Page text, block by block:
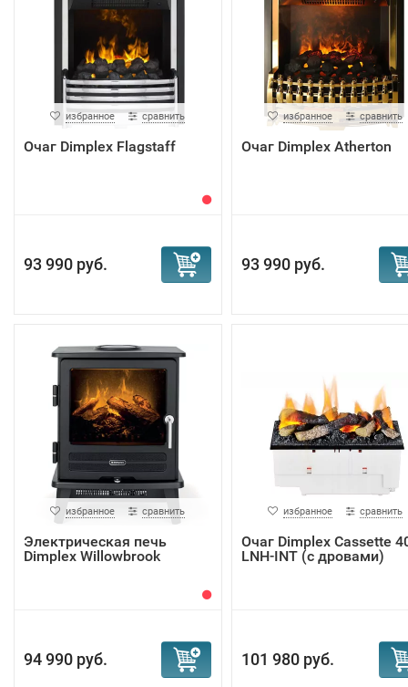
избранное сравнить
Очаг Dimplex Flagstaff
93 990 руб.
избранное сравнить
Очаг Dimplex Atherton
93 990 руб.
избранное сравнить
Электрическая печь
Dimplex Willowbrook
94 990 руб.
избранное сравнить
Очаг Dimplex Cassette
LNH-INT (с дровами)
101 980 руб.